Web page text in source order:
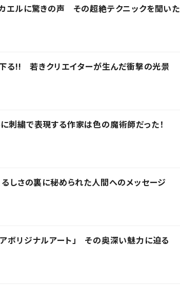
エルに驚きの声 その超絶テクニックを聞いた
る!! 若きクリエイターが生んだ衝撃の光景
刺繍で表現する作家は色の魔術師だった！
しさの裏に秘められた人間へのメッセージ
ボリジナルアート」 その奥深い魅力に迫る